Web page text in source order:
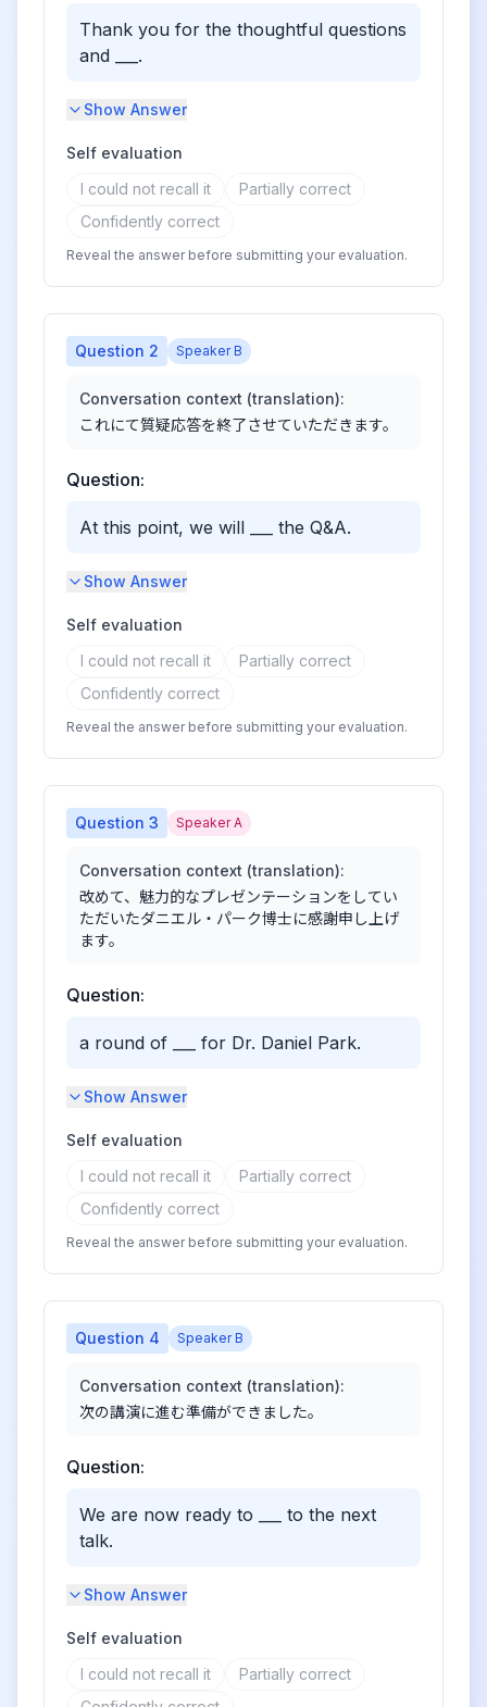
Thank you for the thoughtful questions
and ___.
Show Answer
Self evaluation
I could not recall it
Partially correct
Confidently correct
Reveal the answer before submitting your evaluation.
Question 2 Speaker B
Conversation context (translation):
これにて質疑応答を終了させていただきます。
Question:
At this point, we will ___ the Q&A.
Show Answer
Self evaluation
I could not recall it
Partially correct
Confidently correct
Reveal the answer before submitting your evaluation.
Question 3 Speaker A
Conversation context (translation):
改めて、魅力的なプレゼンテーションをしてい
ただいたダニエル・パーク博士に感謝申し上げ
ます。
Question:
a round of ___ for Dr. Daniel Park.
Show Answer
Self evaluation
I could not recall it
Partially correct
Confidently correct
Reveal the answer before submitting your evaluation.
Question 4 Speaker B
Conversation context (translation):
次の講演に進む準備ができました。
Question:
We are now ready to ___ to the next
talk.
Show Answer
Self evaluation
I could not recall it
Partially correct